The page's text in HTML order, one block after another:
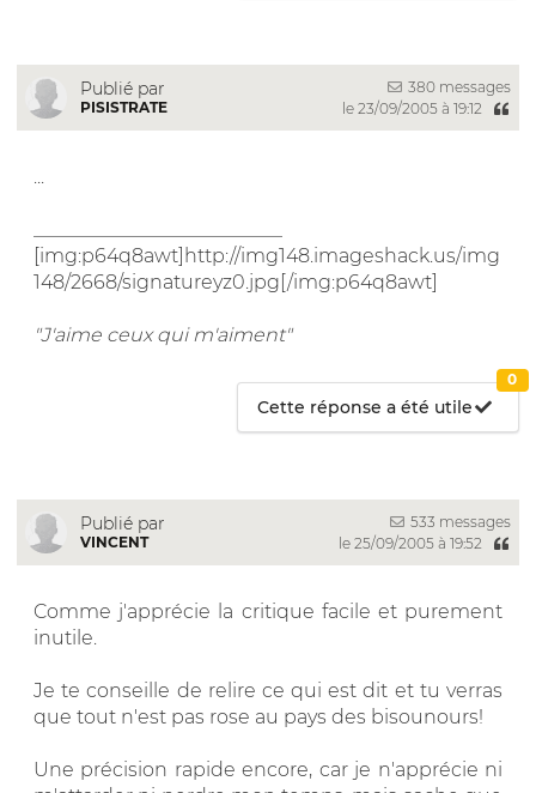
Publié par
PISISTRATE
380 messages
le 23/09/2005 à 19:12
[img:p64q8awt]http://img148.imageshack.us/img
148/2668/signatureyz0.jpg[/img:p64q8awt]
"J'aime ceux qui m'aiment"
Cette réponse a été utile
0
Publié par
VINCENT
533 messages
le 25/09/2005 à 19:52
Comme j'apprécie la critique facile et purement
inutile.
Je te conseille de relire ce qui est dit et tu verras
que tout n'est pas rose au pays des bisounours!
Une précision rapide encore, car je n'apprécie ni